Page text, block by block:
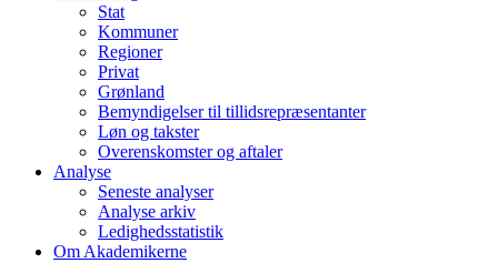
Stat
Kommuner
Regioner
Privat
Grønland
Bemyndigelser til tillidsrepræsentanter
Løn og takster
Overenskomster og aftaler
Analyse
Seneste analyser
Analyse arkiv
Ledighedsstatistik
Om Akademikerne